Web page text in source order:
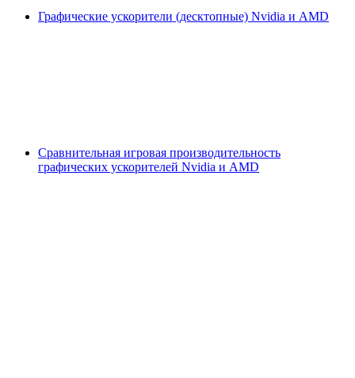
Графические ускорители (десктопные) Nvidia и AMD
Сравнительная игровая производительность
графических ускорителей Nvidia и AMD